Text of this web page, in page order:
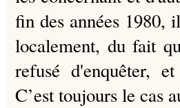
fin des années 1980,
localement, du fait
refusé d'enquêter,
C’est toujours le cas